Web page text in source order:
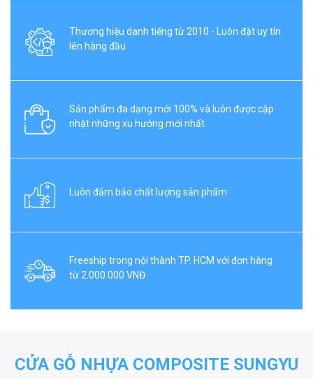
Thương hiệu danh tiếng từ 2010 - Luôn đặt uy tín
lên hàng đầu
Sản phẩm đa dạng mới 100% và luôn được cập
nhật những xu hướng mới nhất
Luôn đảm bảo chất lượng sản phẩm
Freeship trong nội thành TP. HCM với đơn hàng
từ 2.000.000 VNĐ
CỬA GỖ NHỰA COMPOSITE SUNGYU